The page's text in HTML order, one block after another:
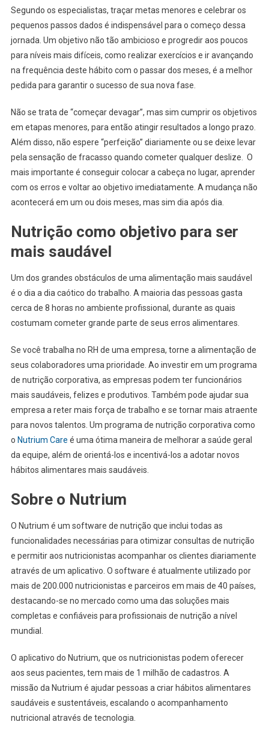
Segundo os especialistas, traçar metas menores e celebrar os
pequenos passos dados é indispensável para o começo dessa
jornada. Um objetivo não tão ambicioso e progredir aos poucos
para níveis mais difíceis, como realizar exercícios e ir avançando
na frequência deste hábito com o passar dos meses, é a melhor
pedida para garantir o sucesso de sua nova fase.
Não se trata de “começar devagar”, mas sim cumprir os objetivos
em etapas menores, para então atingir resultados a longo prazo.
Além disso, não espere “perfeição” diariamente ou se deixe levar
pela sensação de fracasso quando cometer qualquer deslize. O
mais importante é conseguir colocar a cabeça no lugar, aprender
com os erros e voltar ao objetivo imediatamente. A mudança não
acontecerá em um ou dois meses, mas sim dia após dia.
Nutrição como objetivo para ser
mais saudável
Um dos grandes obstáculos de uma alimentação mais saudável
é o dia a dia caótico do trabalho. A maioria das pessoas gasta
cerca de 8 horas no ambiente profissional, durante as quais
costumam cometer grande parte de seus erros alimentares.
Se você trabalha no RH de uma empresa, torne a alimentação de
seus colaboradores uma prioridade. Ao investir em um programa
de nutrição corporativa, as empresas podem ter funcionários
mais saudáveis, felizes e produtivos. Também pode ajudar sua
empresa a reter mais força de trabalho e se tornar mais atraente
para novos talentos. Um programa de nutrição corporativa como
o Nutrium Care é uma ótima maneira de melhorar a saúde geral
da equipe, além de orientá-los e incentivá-los a adotar novos
hábitos alimentares mais saudáveis.
Sobre o Nutrium
O Nutrium é um software de nutrição que inclui todas as
funcionalidades necessárias para otimizar consultas de nutrição
e permitir aos nutricionistas acompanhar os clientes diariamente
através de um aplicativo. O software é atualmente utilizado por
mais de 200.000 nutricionistas e parceiros em mais de 40 países,
destacando-se no mercado como uma das soluções mais
completas e confiáveis para profissionais de nutrição a nível
mundial.
O aplicativo do Nutrium, que os nutricionistas podem oferecer
aos seus pacientes, tem mais de 1 milhão de cadastros. A
missão da Nutrium é ajudar pessoas a criar hábitos alimentares
saudáveis e sustentáveis, escalando o acompanhamento
nutricional através de tecnologia.